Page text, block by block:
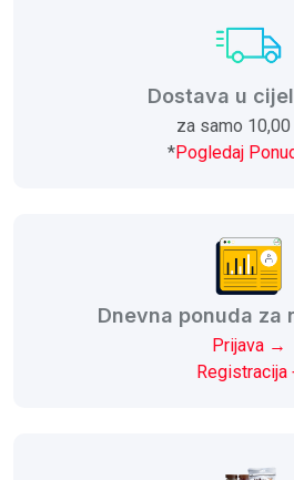
Dostava u
za samo 10,00
*Pogledaj
Dnevna ponuda za
Prijava →
Registracija